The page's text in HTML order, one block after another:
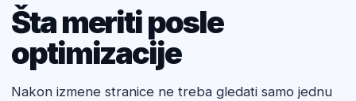
Šta meriti posle
optimizacije
Nakon izmene stranice ne treba gledati samo jednu